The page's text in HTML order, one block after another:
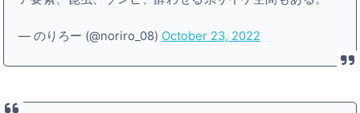
— のりろー (@noriro_08) October 23, 2022